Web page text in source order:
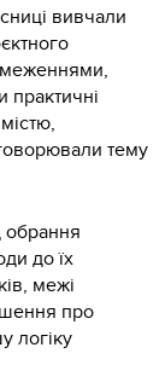
вивчали
тему
обрання
до їх
межі
про
логіку